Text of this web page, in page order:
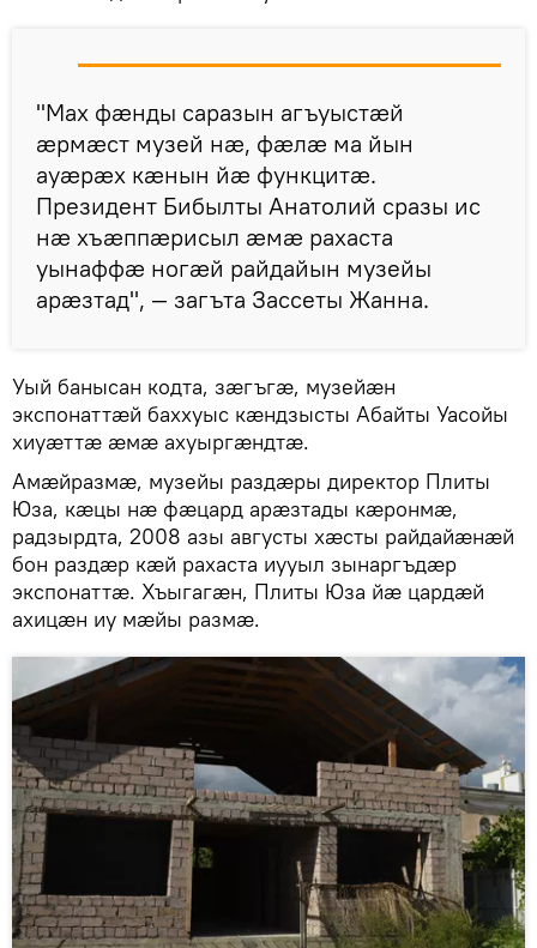
"Мах фӕнды саразын агъуыстӕй
ӕрмӕст музей нӕ, фӕлӕ ма йын
ауӕрӕх кӕнын йӕ функцитӕ.
Президент Бибылты Анатолий сразы ис
нӕ хъӕппӕрисыл ӕмӕ рахаста
уынаффӕ ногӕй райдайын музейы
арӕзтад", — загъта Зассеты Жанна.
Уый банысан кодта, зӕгъгӕ, музейӕн
экспонаттӕй баххуыс кӕндзысты Абайты Уасойы
хиуӕттӕ ӕмӕ ахуыргӕндтӕ.
Амӕйразмӕ, музейы раздӕры ди⁠ректор Плиты
Юза, кӕцы нӕ фӕцард арӕзтады кӕронмӕ,
радзырдта, 2008 азы августы хӕсты райдайӕнӕй
бон раздӕр кӕй рахаста иууыл зынаргъдӕр
экспонаттӕ. Хъыгагӕн, Плиты Юза йӕ цардӕй
ахицӕн иу мӕйы размӕ.